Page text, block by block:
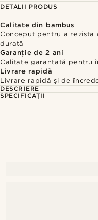
DETALII PRODUS
Calitate din bambus
Conceput pentru a rezista
durată
Garanție de 2 ani
Calitate garantată pentru
Livrare rapidă
Livrare rapidă și de
DESCRIERE
SPECIFICAȚII